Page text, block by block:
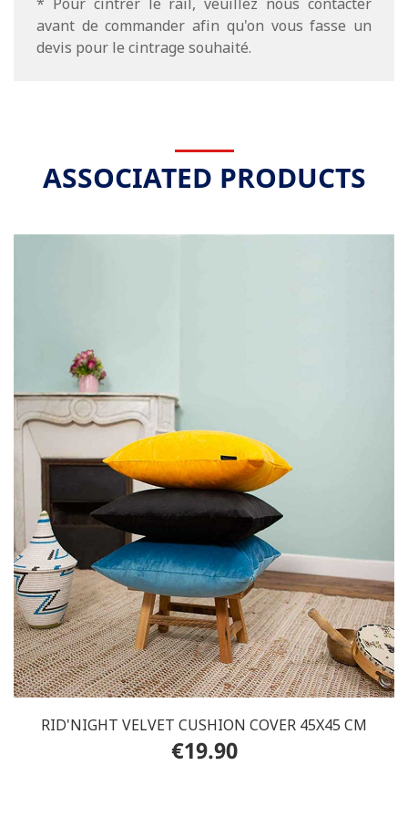
avant de commander afin qu'on vous fasse un
devis pour le cintrage souhaité.
ASSOCIATED PRODUCTS
RID'NIGHT VELVET CUSHION COVER 45X45 CM
€19.90